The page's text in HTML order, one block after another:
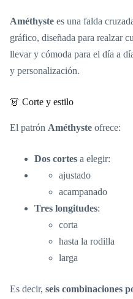
Améthyste es una falda
gráfico, diseñada para realzar
llevar y cómoda para el día a
y personalización.
👗 Corte y estilo
El patrón Améthyste ofrece:
Dos cortes a elegir:
ajustado
acampanado
Tres longitudes:
corta
hasta la rodilla
larga
Es decir, seis combinaciones